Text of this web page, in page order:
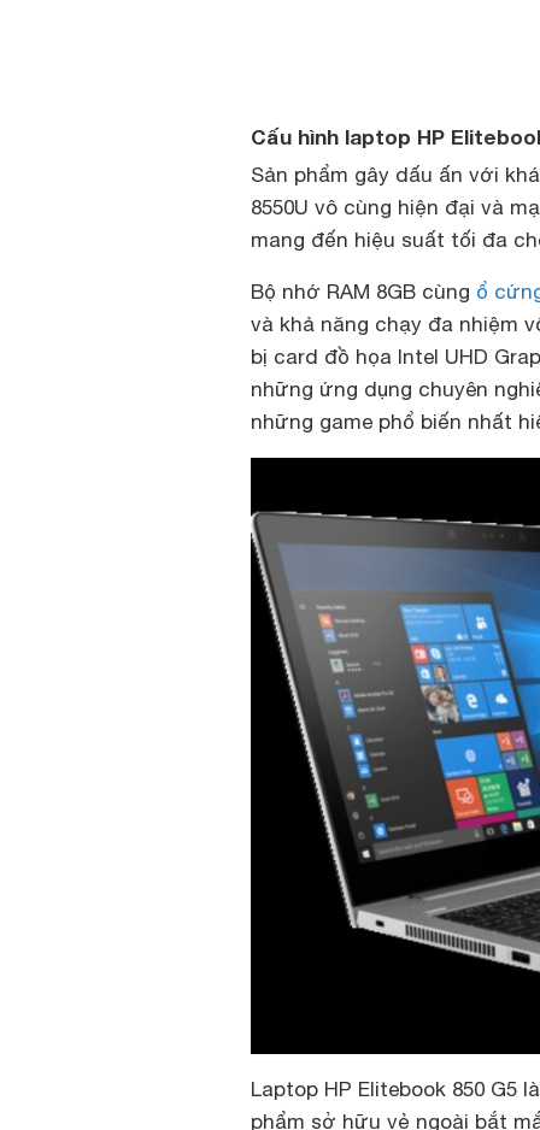
Cấu hình laptop HP
Sản phẩm gây dấu ấn với
8550U vô cùng hiện đại và
mang đến hiệu suất tối đa
Bộ nhớ RAM 8GB cùng ổ
và khả năng chạy đa nhiệm
bị card đồ họa Intel UHD
những ứng dụng chuyên
những game phổ biến nhất
Laptop HP Elitebook 850 G5
phẩm sở hữu vẻ ngoài bắt